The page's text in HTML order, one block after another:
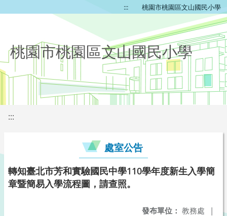
::: 桃園市桃園區文山國民小學
桃園市桃園區文山國民小學
:::
處室公告
轉知臺北市芳和實驗國民中學110學年度新生入學簡
章暨簡易入學流程圖，請查照。
發布單位： 教務處 |